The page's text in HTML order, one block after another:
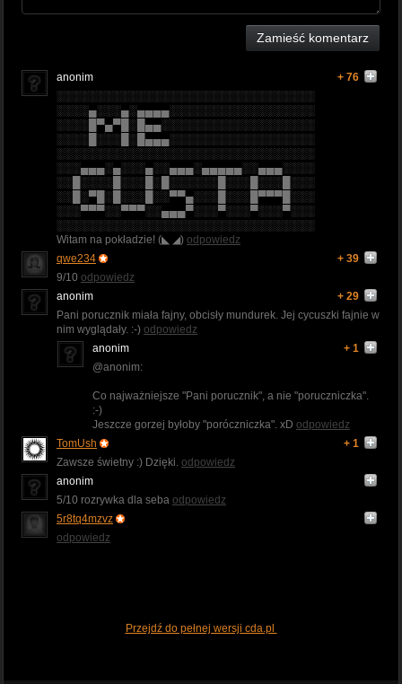
Zamieść komentarz
anonim
+ 76
░░░░░░░░░░░░░░░░░░░░░░░░░░░░░░░░
░░░░▄░░░▄░▄▄▄▄░░░░░░░░░░░░░░░░░░
░░░░█▀▄▀█░█▄▄░░░░░░░░░░░░░░░░░░░
░░░░█░░░█░█▄▄▄░░░░░░░░░░░░░░░░░░
░░░░░░░░░░░░░░░░░░░░░░░░░░░░░░░░
░░░▄▄▄░▄░░░▄░░▄▄▄░▄▄▄▄▄░░▄▄▄░░░░
░░█░░░░█░░░█░█░░░░░░█░░░█░░░█░░░
░░█░▀█░█░░░█░░▀▀▄░░░█░░░█▀▀▀█░░░
░░░▀▀▀░░▀▀▀░░▄▄▄▀░░░▀░░░▀░░░▀░░░
░░░░░░░░░░░░░░░░░░░░░░░░░░░░░░░░
Witam na pokładzie! (◣ ◢) odpowiedz
qwe234
+ 39
9/10 odpowiedz
anonim
+ 29
Pani porucznik miała fajny, obcisły mundurek. Jej cycuszki fajnie w
nim wyglądały. :-) odpowiedz
anonim
+ 1
@anonim:
Co najważniejsze "Pani porucznik", a nie "poruczniczka".
:-)
Jeszcze gorzej byłoby "poróczniczka". xD odpowiedz
TomUsh
+ 1
Zawsze świetny :) Dzięki. odpowiedz
anonim
5/10 rozrywka dla seba odpowiedz
5r8tq4mzvz
odpowiedz
Przejdź do pełnej wersji cda.pl